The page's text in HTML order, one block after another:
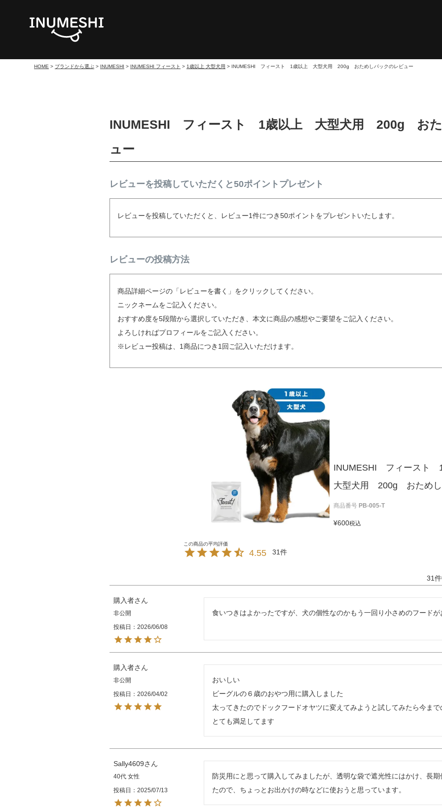
HOME ブランドから選ぶ INUMESHI INUMESHI フィースト 1歳以上 大型犬用 INUMESHI フィースト 1歳以上 大型犬用 200g おためしパックのレビュー
INUMESHI フィースト 1歳以上 大型犬用 200g おた
ュー
レビューを投稿していただくと50ポイントプレゼント
レビューを投稿していただくと、レビュー1件につき50ポイントをプレゼントいたします。
レビューの投稿方法
商品詳細ページの「レビューを書く」をクリックしてください。
ニックネームをご記入ください。
おすすめ度を5段階から選択していただき、本文に商品の感想やご要望をご記入ください。
よろしければプロフィールをご記入ください。
※レビュー投稿は、1商品につき1回ご記入いただけます。
INUMESHI フィースト
大型犬用 200g おためし
商品番号 PB-005-T
¥600税込
4.55 31
31
購入者
非公開
投稿日
2026/06/08
食いつきはよかったですが、犬の個性なのかもう一回り小さめのフードが
購入者
非公開
投稿日
2026/04/02
おいしい
ビーグルの６歳のおやつ用に購入しました
太ってきたのでドックフードオヤツに変えてみようと試してみたら今ま
とても満足してます
Sally4609
40代 女性
投稿日
2025/07/13
防災用にと思って購入してみましたが、透明な袋で遮光性にはかけ、長
たので、ちょっとお出かけの時などに使おうと思っています。